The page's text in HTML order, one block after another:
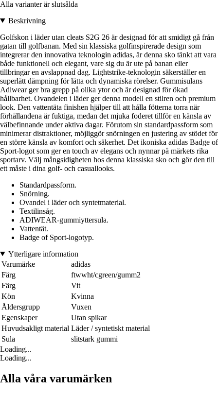
Alla varianter är slutsålda
Beskrivning
Golfskon i läder utan cleats S2G 26 är designad för att smidigt gå från
gatan till golfbanan. Med sin klassiska golfinspirerade design som
integrerar den innovativa teknologin adidas, är denna sko tänkt att vara
både funktionell och elegant, vare sig du är ute på banan eller
tillbringar en avslappnad dag. Lightstrike-teknologin säkerställer en
superlätt dämpning för lätta och dynamiska rörelser. Gummisulans
Adiwear ger bra grepp på olika ytor och är designad för ökad
hållbarhet. Ovandelen i läder ger denna modell en stilren och premium
look. Den vattentäta finishen hjälper till att hålla fötterna torra när
förhållandena är fuktiga, medan det mjuka foderet tillför en känsla av
välbefinnande under aktiva dagar. Förutom sin standardpassform som
minimerar distraktioner, möjliggör snörningen en justering av stödet för
en större känsla av komfort och säkerhet. Det ikoniska adidas Badge of
Sport-logot som ger en touch av elegans och nynnar på märkets rika
sportarv. Välj mångsidigheten hos denna klassiska sko och gör den till
ett måste i dina golf- och casuallooks.
Standardpassform.
Snörning.
Ovandel i läder och syntetmaterial.
Textilinsåg.
ADIWEAR-gummiyttersula.
Vattentät.
Badge of Sport-logotyp.
Ytterligare information
Varumärke
adidas
Färg
ftwwht/cgreen/gumm2
Färg
Vit
Kön
Kvinna
Åldersgrupp
Vuxen
Egenskaper
Utan spikar
Huvudsakligt material Läder / syntetiskt material
Sula
slitstark gummi
Loading...
Loading...
Alla våra varumärken